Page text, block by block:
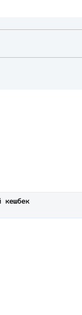
кешбек